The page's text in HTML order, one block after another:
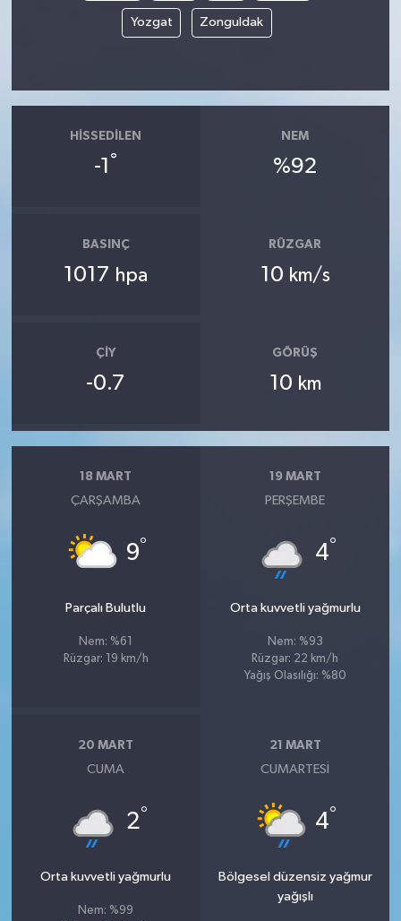
Yozgat Zonguldak
HISSEDILEN
-1 °
NEM
%92
BASINÇ
1017 hpa
RÜZGAR
10 km/s
ÇIY
-0.7
GÖRÜŞ
10 km
18 MART
ÇARŞAMBA
9°
Parçalı Bulutlu
Nem: %61
Rüzgar: 19 km/h
19 MART
PERŞEMBE
4°
Orta kuvvetli yağmurlu
Nem: %93
Rüzgar: 22 km/h
Yağış Olasılığı: %80
20 MART
CUMA
2°
Orta kuvvetli yağmurlu
Nem: %99
21 MART
CUMARTESI
4°
Bölgesel düzensiz yağmur
yağışlı